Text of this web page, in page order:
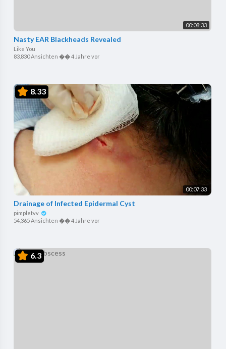
00:08:33
Nasty EAR Blackheads Revealed
Like You
83,830 Ansichten ��4 Jahre vor
8.33
00:07:33
Drainage of Infected Epidermal Cyst
pimpletvv
54,365 Ansichten ��4 Jahre vor
6.3